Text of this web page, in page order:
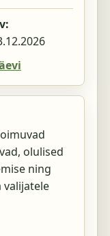
olulised
ning